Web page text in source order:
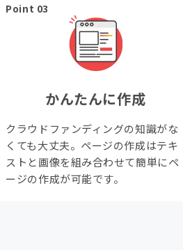
Point 03
かんたんに作成
クラウドファンディングの知識がな
くても大丈夫。ページの作成はテキ
ストと画像を組み合わせて簡単にペ
ージの作成が可能です。